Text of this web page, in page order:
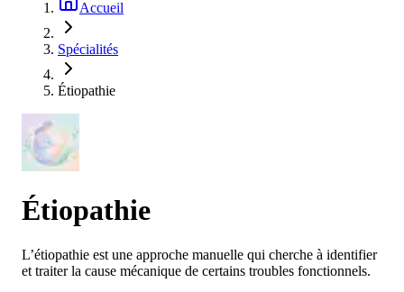
Accueil
Spécialités
Étiopathie
Étiopathie
L’étiopathie est une approche manuelle qui cherche à identifier
et traiter la cause mécanique de certains troubles fonctionnels.